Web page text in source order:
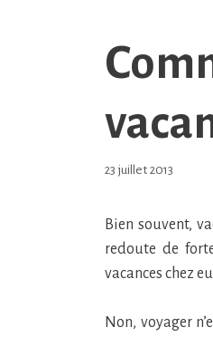
23 juillet 2013
Bien souvent,
redoute de
vacances chez
Non, voyager